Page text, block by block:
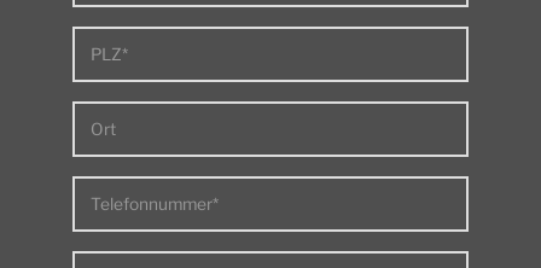
PLZ*
Ort
Telefonnummer*